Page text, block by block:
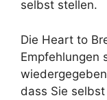
selbst stellen.
Die Heart to
Empfehlungen
dass Sie